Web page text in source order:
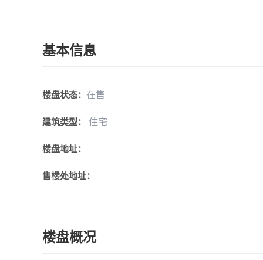
基本信息
楼盘状态： 在售
建筑类型： 住宅
楼盘地址：
售楼处地址：
楼盘概况